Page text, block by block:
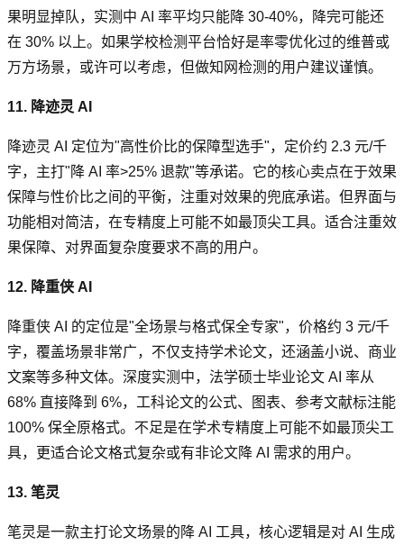
果明显掉队，实测中 AI 率平均只能降 30-40%，降完可能还
在 30% 以上。如果学校检测平台恰好是率零优化过的维普或
万方场景，或许可以考虑，但做知网检测的用户建议谨慎。
11. 降迹灵 AI
降迹灵 AI 定位为"高性价比的保障型选手"，定价约 2.3 元/千
字，主打"降 AI 率>25% 退款"等承诺。它的核心卖点在于效果
保障与性价比之间的平衡，注重对效果的兜底承诺。但界面与
功能相对简洁，在专精度上可能不如最顶尖工具。适合注重效
果保障、对界面复杂度要求不高的用户。
12. 降重侠 AI
降重侠 AI 的定位是"全场景与格式保全专家"，价格约 3 元/千
字，覆盖场景非常广，不仅支持学术论文，还涵盖小说、商业
文案等多种文体。深度实测中，法学硕士毕业论文 AI 率从
68% 直接降到 6%，工科论文的公式、图表、参考文献标注能
100% 保全原格式。不足是在学术专精度上可能不如最顶尖工
具，更适合论文格式复杂或有非论文降 AI 需求的用户。
13. 笔灵
笔灵是一款主打论文场景的降 AI 工具，核心逻辑是对 AI 生成